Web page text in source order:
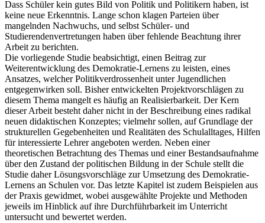
Dass Schüler kein gutes Bild von Politik und Politikern haben, ist
keine neue Erkenntnis. Lange schon klagen Parteien über
mangelnden Nachwuchs, und selbst Schüler- und
Studierendenvertretungen haben über fehlende Beachtung ihrer
Arbeit zu berichten.
Die vorliegende Studie beabsichtigt, einen Beitrag zur
Weiterentwicklung des Demokratie-Lernens zu leisten, eines
Ansatzes, welcher Politikverdrossenheit unter Jugendlichen
entgegenwirken soll. Bisher entwickelten Projektvorschlägen zu
diesem Thema mangelt es häufig an Realisierbarkeit. Der Kern
dieser Arbeit besteht daher nicht in der Beschreibung eines radikal
neuen didaktischen Konzeptes; vielmehr sollen, auf Grundlage der
strukturellen Gegebenheiten und Realitäten des Schulalltages, Hilfen
für interessierte Lehrer angeboten werden. Neben einer
theoretischen Betrachtung des Themas und einer Bestandsaufnahme
über den Zustand der politischen Bildung in der Schule stellt die
Studie daher Lösungsvorschläge zur Umsetzung des Demokratie-
Lernens an Schulen vor. Das letzte Kapitel ist zudem Beispielen aus
der Praxis gewidmet, wobei ausgewählte Projekte und Methoden
jeweils im Hinblick auf ihre Durchführbarkeit im Unterricht
untersucht und bewertet werden.